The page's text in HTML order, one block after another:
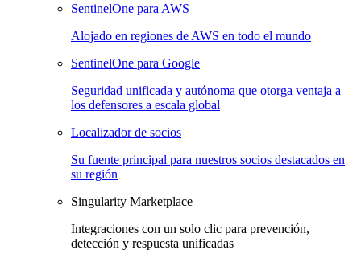
SentinelOne para AWS
Alojado en regiones de AWS en todo el mundo
SentinelOne para Google
Seguridad unificada y autónoma que otorga ventaja a
los defensores a escala global
Localizador de socios
Su fuente principal para nuestros socios destacados en
su región
Singularity Marketplace
Integraciones con un solo clic para prevención,
detección y respuesta unificadas